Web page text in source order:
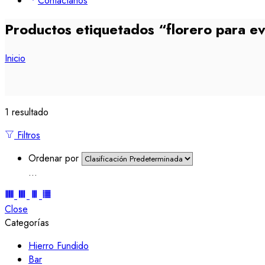
Productos etiquetados “florero para
Inicio
1 resultado
Filtros
Ordenar por
...
Close
Categorías
Hierro Fundido
Bar